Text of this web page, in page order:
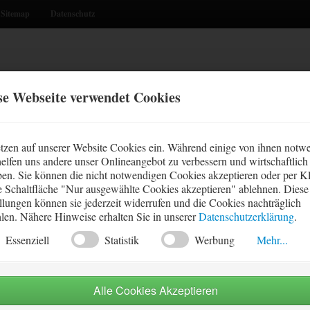
Webseite verwendet Cookies
auf unserer Website Cookies ein. Während einige von ihnen
uns andere unser Onlineangebot zu verbessern und wirtschaftlich
Sie können die nicht notwendigen Cookies akzeptieren oder per
Schaltfläche "Nur ausgewählte Cookies akzeptieren" ablehnen. Diese
können sie jederzeit widerrufen und die Cookies nachträglich
Nähere Hinweise erhalten Sie in unsererDatenschutzerklärung.
Essenziell
Statistik Werbung
Mehr...
Cookies ermöglichen grundlegende Funktionen und sind für die
Funktion der Website erforderlich.
Cookies helfen zu verstehen, wie Besucher Webseiten verwenden,
Alle Cookies Akzeptieren
Sitemap Datenschutz
WM 2026 Aktuelles
Weltmeister?
kann kann auch für die Prognosen von FuPro.de eine überaus positive
Verlängerung) und 17,2% zutreffender Tipps belegt FuPro.de Top-
Tippern) undToptipper(Platz 4 von 94 Tippern).